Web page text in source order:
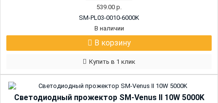
539.00 р.
SM-PL03-0010-6000K
В наличии
В корзину
Купить в 1 клик
Светодиодный прожектор SM-Venus II 10W 5000K